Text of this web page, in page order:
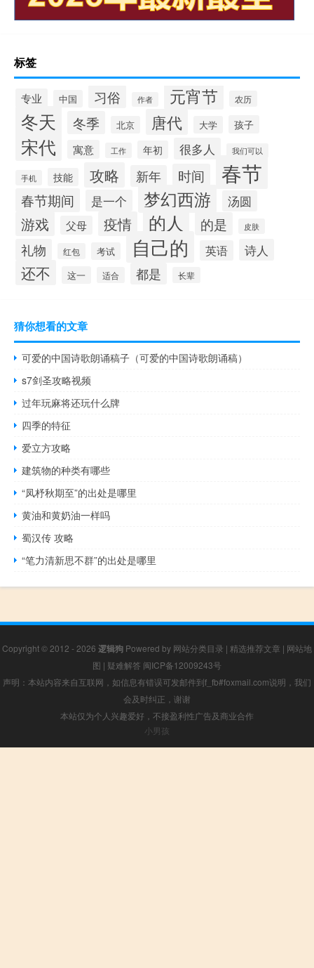
标签
专业 中国 习俗 作者 元宵节 农历
冬天 冬季 北京 唐代 大学 孩子
宋代 寓意 工作 年初 很多人 我们可以
手机 技能 攻略 新年 时间 春节
春节期间 是一个 梦幻西游 汤圆
游戏 父母 疫情 的人 的是 皮肤
礼物 红包 考试 自己的 英语 诗人
还不 这一 适合 都是 长辈
猜你想看的文章
可爱的中国诗歌朗诵稿子（可爱的中国诗歌朗诵稿）
s7剑圣攻略视频
过年玩麻将还玩什么牌
四季的特征
爱立方攻略
建筑物的种类有哪些
“凤杼秋期至”的出处是哪里
黄油和黄奶油一样吗
蜀汉传 攻略
“笔力清新思不群”的出处是哪里
Copyright © 2012 - 2026 逻辑狗 Powered by 网站分类目录 | 精选推荐文章 | 网站地
图 | 疑难解答 闽ICP备12009243号
声明：本站内容来自互联网，如信息有错误可发邮件到f_fb#foxmail.com说明，我们
会及时纠正，谢谢
本站仅为个人兴趣爱好，不接盈利性广告及商业合作
小男孩